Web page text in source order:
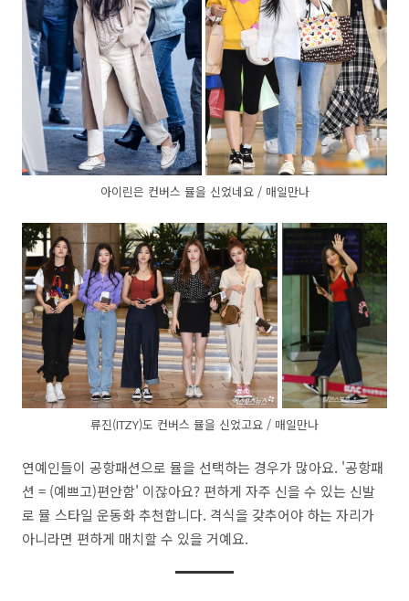
아이린은 컨버스 뮬을 신었네요 / 매일만나
류진(ITZY)도 컨버스 뮬을 신었고요 / 매일만나
연예인들이 공항패션으로 뮬을 선택하는 경우가 많아요. '공항패
션 = (예쁘고)편안함' 이잖아요? 편하게 자주 신을 수 있는 신발
로 뮬 스타일 운동화 추천합니다. 격식을 갖추어야 하는 자리가
아니라면 편하게 매치할 수 있을 거예요.